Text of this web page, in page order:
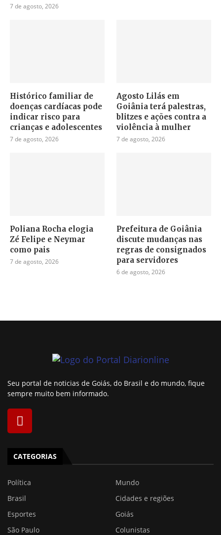
7 de agosto, 2026
Histórico familiar de
doenças cardíacas pode
indicar risco para
crianças e adolescentes
7 de agosto, 2026
Agosto Lilás em
Goiânia terá palestras,
blitzes e ações contra a
violência à mulher
7 de agosto, 2026
Poliana Rocha elogia
Zé Felipe e Neymar
como pais
7 de agosto, 2026
Prefeitura de Goiânia
discute mudanças nas
regras de consignados
para servidores
6 de agosto, 2026
Seu portal de noticias de Goiás, do Brasil e do mundo, fique
sempre muito bem informado.
CATEGORIAS
Política
Mundo
Brasil
Cidades e regiões
Esportes
Goiás
São Paulo
Colunistas